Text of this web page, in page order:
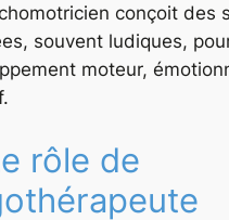
conçoit des
souvent ludiques,
moteur,
rôle de